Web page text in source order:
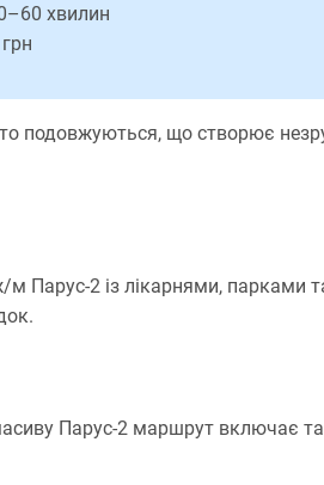
хвилин
подовжуються, що створює
2 із лікарнями, парками
Парус-2 маршрут включає